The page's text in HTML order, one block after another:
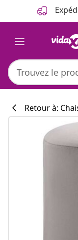
Retour à: